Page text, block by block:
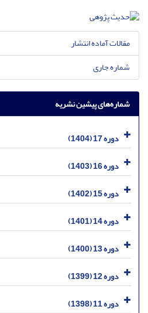
مقالات آماده انتشار
شماره جاری
شماره‌های پیشین نشریه
دوره 17 (1404)
دوره 16 (1403)
دوره 15 (1402)
دوره 14 (1401)
دوره 13 (1400)
دوره 12 (1399)
دوره 11 (1398)